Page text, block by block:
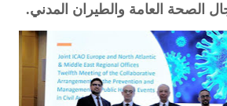
الصحة العامة والطيران المدني.